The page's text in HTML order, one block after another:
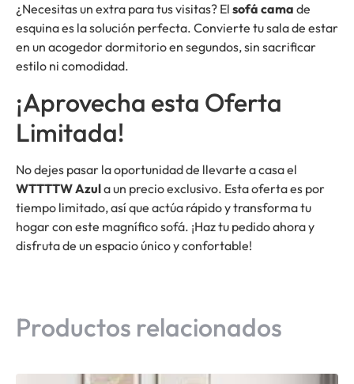
¿Necesitas un extra para tus visitas? El sofá cama de
esquina es la solución perfecta. Convierte tu sala de estar
en un acogedor dormitorio en segundos, sin sacrificar
estilo ni comodidad.
¡Aprovecha esta Oferta
Limitada!
No dejes pasar la oportunidad de llevarte a casa el
WTTTTW Azula un precio exclusivo. Esta oferta es por
tiempo limitado, así que actúa rápido y transforma tu
hogar con este magnífico sofá. ¡Haz tu pedido ahora y
disfruta de un espacio único y confortable!
Productos relacionados